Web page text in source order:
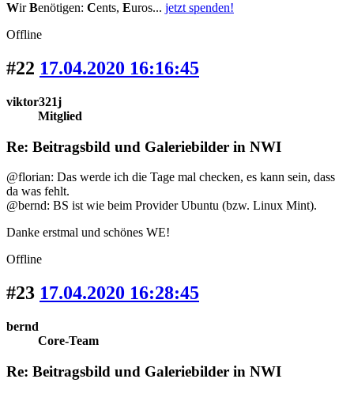
WirBenötigen: Cents, Euros... jetzt spenden!
Offline
#22 17.04.2020 16:16:45
viktor321j
Mitglied
Re: Beitragsbild und Galeriebilder in NWI
@florian: Das werde ich die Tage mal checken, es kann sein, dass
da was fehlt.
@bernd: BS ist wie beim Provider Ubuntu (bzw. Linux Mint).
Danke erstmal und schönes WE!
Offline
#23 17.04.2020 16:28:45
bernd
Core-Team
Re: Beitragsbild und Galeriebilder in NWI